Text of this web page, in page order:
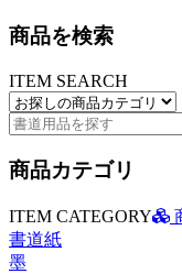
商品を検索
ITEM SEARCH
商品カテゴリ
ITEM CATEGORY
書道紙
墨